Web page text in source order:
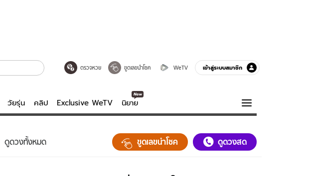
ตรวจหวย ขูดเลขนำโชค WeTV เข้าสู่ระบบสมาชิก
วัยรุ่น คลิป Exclusive WeTV นิยาย
ความรู้รอบตัว
ฮาวทู
ดูดวงทั้งหมด ขูดเลขนำโชค ดูดวงสด